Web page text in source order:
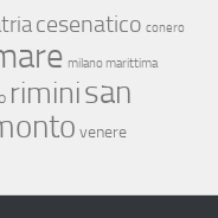
cesenatico conero
milano marittima
riminisan
venere